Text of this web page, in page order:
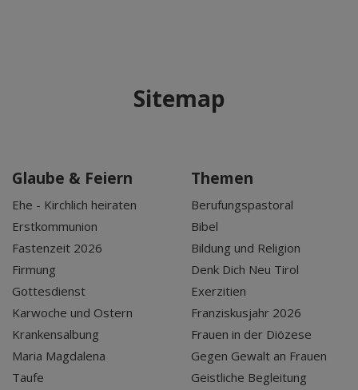
Sitemap
Glaube & Feiern
Ehe - Kirchlich heiraten
Erstkommunion
Fastenzeit 2026
Firmung
Gottesdienst
Karwoche und Ostern
Krankensalbung
Maria Magdalena
Taufe
Themen
Berufungspastoral
Bibel
Bildung und Religion
Denk Dich Neu Tirol
Exerzitien
Franziskusjahr 2026
Frauen in der Diözese
Gegen Gewalt an Frauen
Geistliche Begleitung